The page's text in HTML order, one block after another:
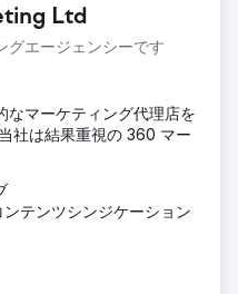
、2022 年 1 月から 2024
トラフィックとインプレ
コンテンツを作成し、適
プを構築することにより、
スとオーガニック リーチ
では、クライアントをそ
、検索エンジンの結果に
しました。
アントのオーガニック ト
Ltd
グエージェンシーです
なマーケティング代理店を
社は結果重視の 360 マー
テンツシンジケーション